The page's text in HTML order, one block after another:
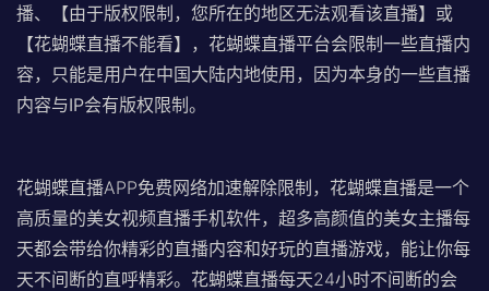
播、【由于版权限制，您所在的地区无法观看该直播】或
【花蝴蝶直播不能看】， 花蝴蝶直播平台会限制一些直播内
容，只能是用户在中国大陆内地使用，因为本身的一些直播
内容与IP会有版权限制。
花蝴蝶直播APP免费网络加速解除限制，花蝴蝶直播是一个
高质量的美女视频直播手机软件，超多高颜值的美女主播每
天都会带给你精彩的直播内容和好玩的直播游戏，能让你每
天不间断的直呼精彩。花蝴蝶直播每天24小时不间断的会